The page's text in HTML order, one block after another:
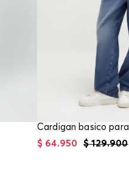
$ 129.900
$ 64.950